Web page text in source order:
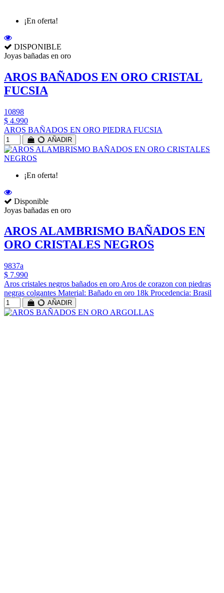
¡En oferta!
DISPONIBLE
Joyas bañadas en oro
AROS BAÑADOS EN ORO CRISTAL
FUCSIA
10898
$ 4.990
AROS BAÑADOS EN ORO PIEDRA FUCSIA
AÑADIR
¡En oferta!
Disponible
Joyas bañadas en oro
AROS ALAMBRISMO BAÑADOS EN
ORO CRISTALES NEGROS
9837a
$ 7.990
Aros cristales negros bañados en oro Aros de corazon con piedras
negras colgantes Material: Bañado en oro 18k Procedencia: Brasil
AÑADIR